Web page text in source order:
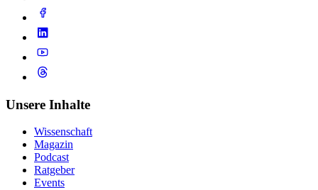
Unsere Inhalte
Wissenschaft
Magazin
Podcast
Ratgeber
Events